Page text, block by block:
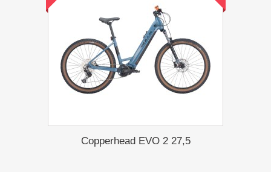
Copperhead EVO 2 27,5